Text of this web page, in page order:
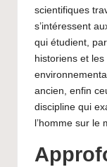
scientifiques
s’intéressent
qui étudient,
historiens et
ancien, enfin
discipline qui
l’homme sur le